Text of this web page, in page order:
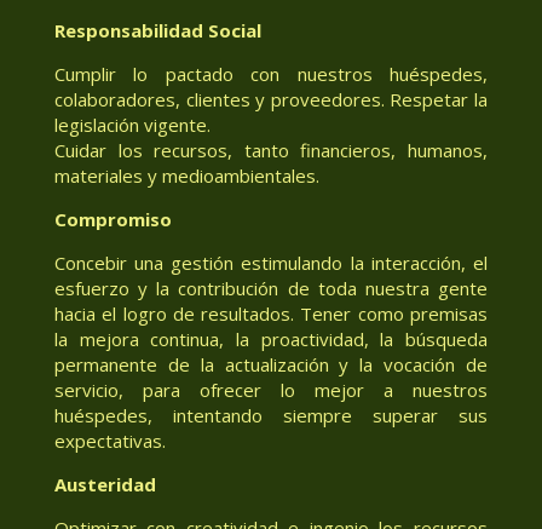
Responsabilidad Social
Cumplir lo pactado con nuestros huéspedes,
colaboradores, clientes y proveedores. Respetar la
legislación vigente.
Cuidar los recursos, tanto financieros, humanos,
materiales y medioambientales.
Compromiso
Concebir una gestión estimulando la interacción, el
esfuerzo y la contribución de toda nuestra gente
hacia el logro de resultados. Tener como premisas
la mejora continua, la proactividad, la búsqueda
permanente de la actualización y la vocación de
servicio, para ofrecer lo mejor a nuestros
huéspedes, intentando siempre superar sus
expectativas.
Austeridad